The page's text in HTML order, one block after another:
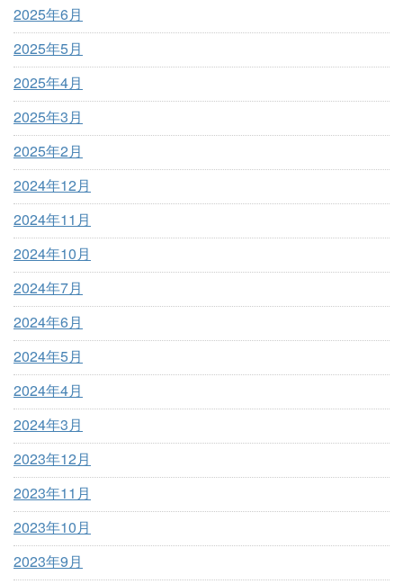
2025年6月
2025年5月
2025年4月
2025年3月
2025年2月
2024年12月
2024年11月
2024年10月
2024年7月
2024年6月
2024年5月
2024年4月
2024年3月
2023年12月
2023年11月
2023年10月
2023年9月